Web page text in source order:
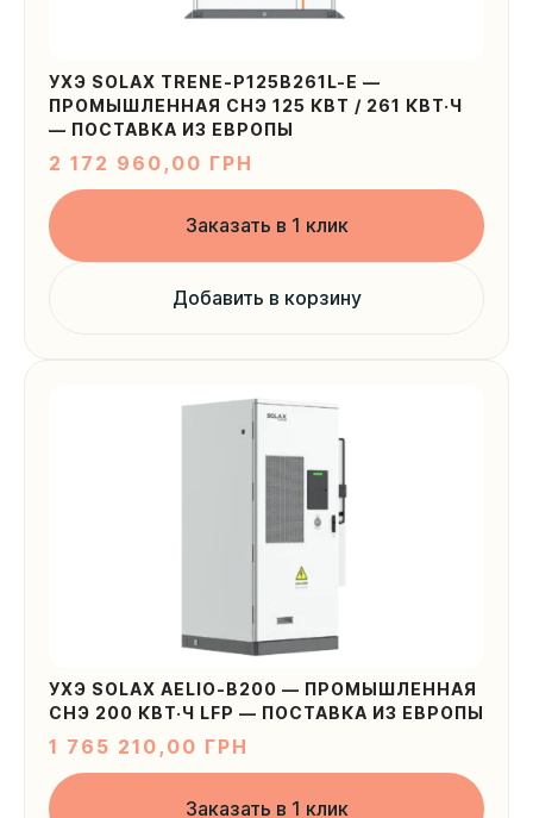
УХЭ SOLAX TRENE-P125B261L-E —
ПРОМЫШЛЕННАЯ СНЭ 125 КВТ / 261 КВТ·Ч
— ПОСТАВКА ИЗ ЕВРОПЫ
2 172 960,00 ГРН
Заказать в 1 клик
Добавить в корзину
УХЭ SOLAX AELIO-B200 — ПРОМЫШЛЕННАЯ
СНЭ 200 КВТ·Ч LFP — ПОСТАВКА ИЗ ЕВРОПЫ
1 765 210,00 ГРН
Заказать в 1 клик